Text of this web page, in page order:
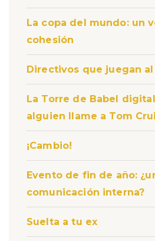
La copa del mundo: un
cohesión
Directivos que juegan
La Torre de Babel
alguien llame a Tom
¡Cambio!
Evento de fin de año:
comunicación interna?
Suelta a tu ex